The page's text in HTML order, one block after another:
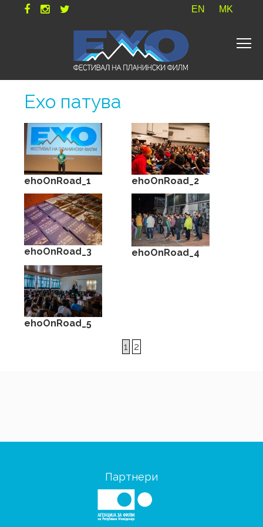
EN MK
Ехо патува
ehoOnRoad_1 ehoOnRoad_2
ehoOnRoad_3 ehoOnRoad_4
ehoOnRoad_5
1 2
Партнери